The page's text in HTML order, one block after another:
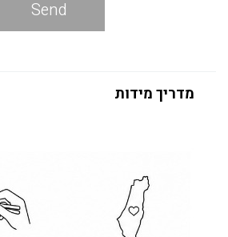
Send
מדריך מידות